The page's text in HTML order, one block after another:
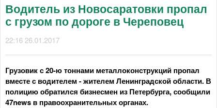
Водитель из Новосаратовки пропал
с грузом по дороге в Череповец
22:16 26.01.2017
Грузовик с 20-ю тоннами металлоконструкций пропал
вместе с водителем - жителем Ленинградской области. В
полицию обратился бизнесмен из Петербурга, сообщили
47news в правоохранительных органах.